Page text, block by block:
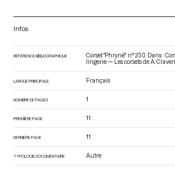
Infos
RÉFÉRENCE BIBLIOGRAPHIQUE
Corset "Phryné" n° 230. Dans :
lingerie — Les corsets de A.
LANGUE PRINCIPALE Français
NOMBRE DE PAGES 1
PREMIÈRE PAGE 11
DERNIÈRE PAGE 11
TYPOLOGIE DOCUMENTAIRE Autre